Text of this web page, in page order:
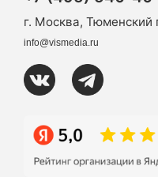
г. Москва, Тюменский
info@vismedia.ru